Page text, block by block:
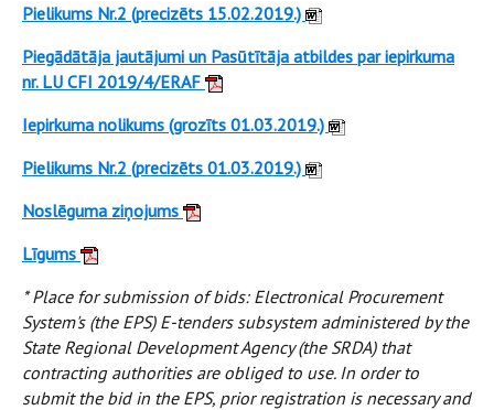
Pielikums Nr.2 (precizēts 15.02.2019.)
Piegādātāja jautājumi un Pasūtītāja atbildes par iepirkuma
nr. LU CFI 2019/4/ERAF
Iepirkuma nolikums (grozīts 01.03.2019.)
Pielikums Nr.2 (precizēts 01.03.2019.)
Noslēguma ziņojums
Līgums
* Place for submission of bids: Electronical Procurement
System's (the EPS) E-tenders subsystem administered by the
State Regional Development Agency (the SRDA) that
contracting authorities are obliged to use. In order to
submit the bid in the EPS, prior registration is necessary and